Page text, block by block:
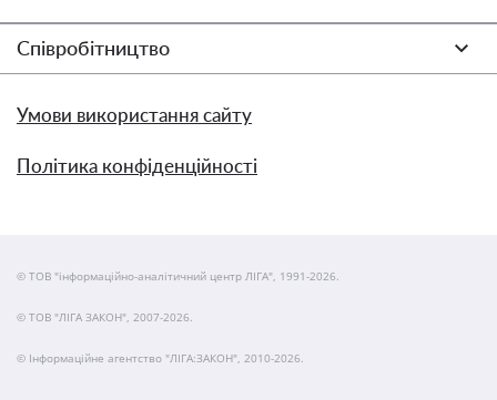
Співробітництво
Умови використання сайту
Політика конфіденційності
© ТОВ "інформаційно-аналітичний центр ЛІГА", 1991-2026.
© ТОВ "ЛІГА ЗАКОН", 2007-2026.
© Інформаційне агентство "ЛІГА:ЗАКОН", 2010-2026.